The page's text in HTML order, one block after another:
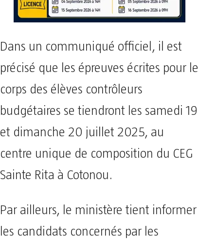
Dans un communiqué officiel, il est
précisé que les épreuves écrites pour le
corps des élèves contrôleurs
budgétaires se tiendront les samedi 19
et dimanche 20 juillet 2025, au
centre unique de composition du CEG
Sainte Rita à Cotonou.
Par ailleurs, le ministère tient informer
les candidats concernés par les